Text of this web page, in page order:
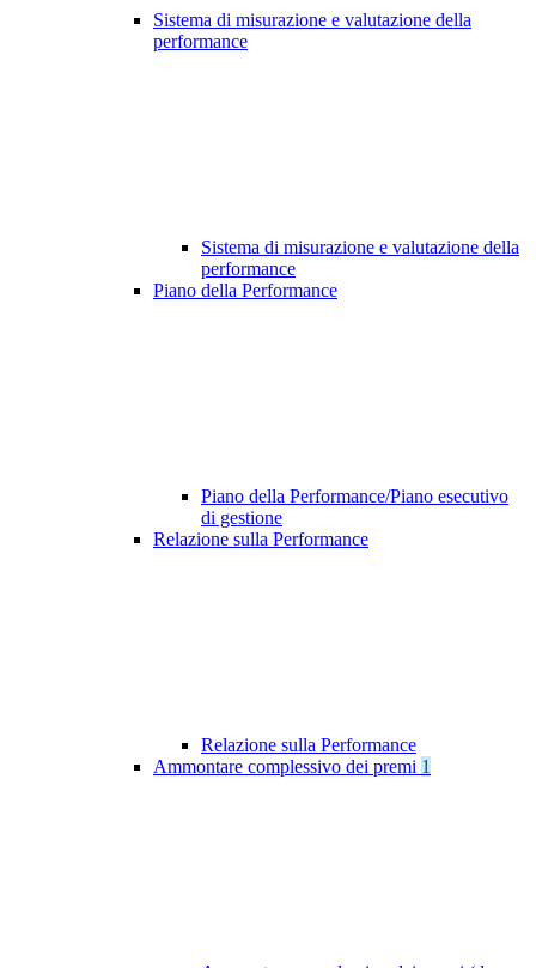
Sistema di misurazione e valutazione della
performance
Sistema di misurazione e valutazione della
performance
Piano della Performance
Piano della Performance/Piano esecutivo
di gestione
Relazione sulla Performance
Relazione sulla Performance
Ammontare complessivo dei premi 1